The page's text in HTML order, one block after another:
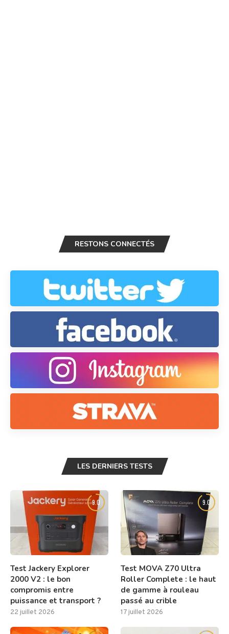
RESTONS CONNECTÉS
LES DERNIERS TESTS
9.0
Test Jackery Explorer
2000 V2 : le bon
compromis entre
puissance et transport ?
22 juillet 2026
9.0
Test MOVA Z70 Ultra
Roller Complete : le haut
de gamme à rouleau
passé au crible
17 juillet 2026